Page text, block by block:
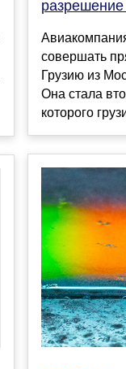
совершать
Грузию из
Она стала
которого